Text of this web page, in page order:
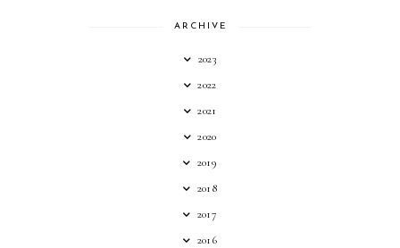
ARCHIVE
2023
2022
2021
2020
2019
2018
2017
2016